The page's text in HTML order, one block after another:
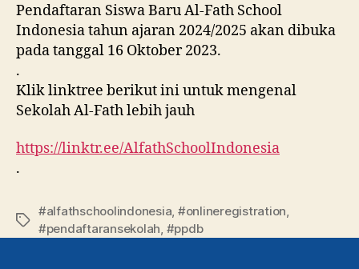
Pendaftaran Siswa Baru Al-Fath School
Indonesia tahun ajaran 2024/2025 akan dibuka
pada tanggal 16 Oktober 2023.
.
Klik linktree berikut ini untuk mengenal
Sekolah Al-Fath lebih jauh
https://linktr.ee/AlfathSchoolIndonesia
.
#alfathschoolindonesia, #onlineregistration,
#pendaftaransekolah, #ppdb